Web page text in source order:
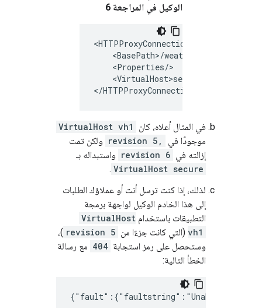
الوكيل في المراجعة 6
<HTTPProxyConnection>
    <BasePath>/weather</BasePath>
    <Properties/>
<VirtualHost>secure</
</HTTPProxyConnection>
في المثال أعلاه، كان
VirtualHost vh1
موجودًا في
revision 5, ولكن تمت
إزالته في revision 6 واستبداله بـ
VirtualHost secure
.
لذلك، إذا كنت ترسل أنت أو عملاؤك الطلبات
إلى هذا الخادم الوكيل لواجهة برمجة
التطبيقات باستخدام VirtualHost
vh1 (التي كانت جزءًا من revision 5 )،
وستحصل على رمز استجابة 404 مع رسالة
الخطأ التالية:
{"fault":{"faultstring":"Unable to